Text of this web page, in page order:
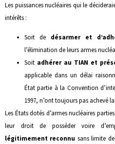
Les puissances nucléaires qui le
intérêts :
Soit de désarmer et
l’élimination de leurs armes
Soit adhérer au TIAN et
applicable dans un délai
État partie à la Convention
1997, n’ont toujours pas achevé
Les États dotés d’armes nucléaires
leur droit de posséder voire
légitimement reconnu sans limite